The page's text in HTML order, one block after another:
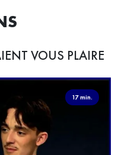
VOUS PLAIRE
17 min.